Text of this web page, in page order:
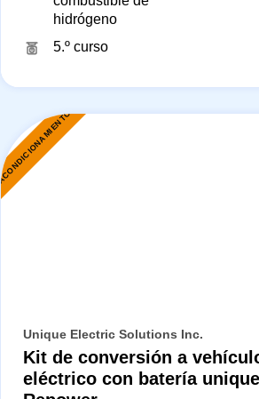
hidrógeno
5.º curso
REACONDICIONAMIENTO
Unique Electric Solutions Inc.
Kit de conversión a
eléctrico con batería